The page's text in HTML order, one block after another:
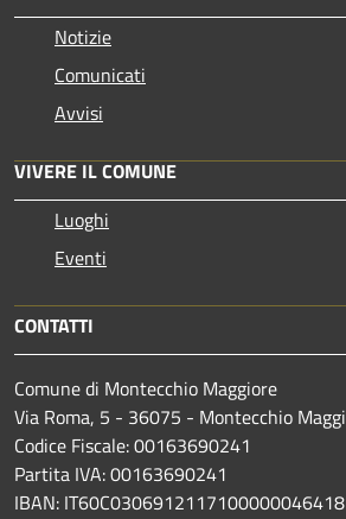
Notizie
Comunicati
Avvisi
VIVERE IL COMUNE
Luoghi
Eventi
CONTATTI
Comune di Montecchio Maggiore
Via Roma, 5 - 36075 - Montecchio
Codice Fiscale: 00163690241
Partita IVA: 00163690241
IBAN: IT60C0306912117100000046418